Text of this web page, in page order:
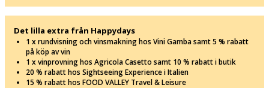
Det lilla extra från Happydays
1 x rundvisning och vinsmakning hos Vini Gamba samt 5 % rabatt
på köp av vin
1 x vinprovning hos Agricola Casetto samt 10 % rabatt i butik
20 % rabatt hos Sightseeing Experience i Italien
15 % rabatt hos FOOD VALLEY Travel & Leisure